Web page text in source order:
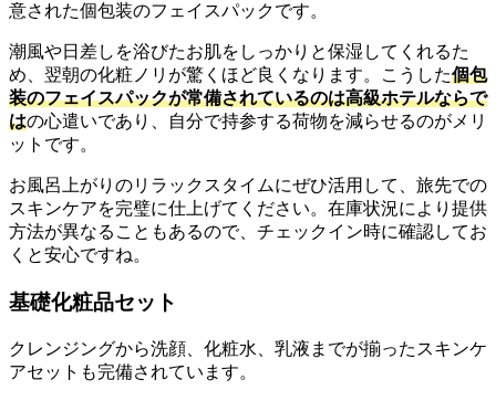
意された個包装のフェイスパックです。
潮風や日差しを浴びたお肌をしっかりと保湿してくれるた
め、翌朝の化粧ノリが驚くほど良くなります。こうした個包
装のフェイスパックが常備されているのは高級ホテルならで
はの心遣いであり、自分で持参する荷物を減らせるのがメリ
ットです。
お風呂上がりのリラックスタイムにぜひ活用して、旅先での
スキンケアを完璧に仕上げてください。在庫状況により提供
方法が異なることもあるので、チェックイン時に確認してお
くと安心ですね。
基礎化粧品セット
クレンジングから洗顔、化粧水、乳液までが揃ったスキンケ
アセットも完備されています。